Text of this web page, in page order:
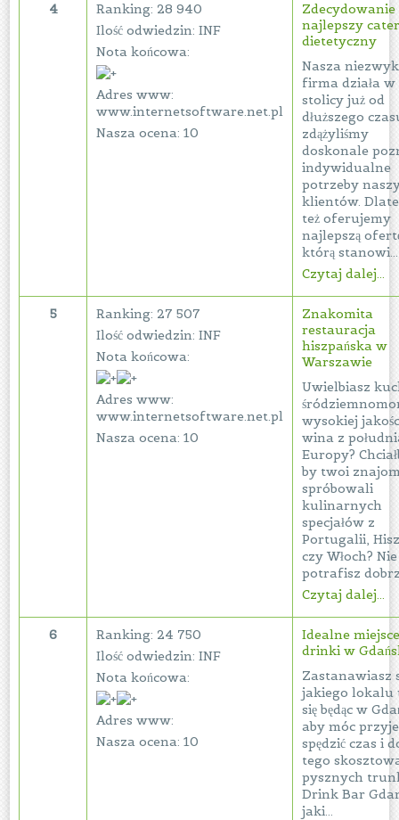
4
Ranking: 28 940
Ilość odwiedzin: INF
Nota końcowa:
Adres www:
www.internetsoftware.net.pl
Nasza ocena: 10
Zdecydowanie
najlepszy
dietetyczny
Nasza
firma działa w
stolicy już od
dłuższego
zdążyliśmy
doskonale
indywidualne
potrzeby
klientów.
też oferujemy
najlepszą
którą stanowi...
Czytaj dalej...
5
Ranking: 27 507
Ilość odwiedzin: INF
Nota końcowa:
Adres www:
www.internetsoftware.net.pl
Nasza ocena: 10
Znakomita
restauracja
hiszpańska w
Warszawie
Uwielbiasz
wysokiej
wina z
Europy?
by twoi
spróbowali
kulinarnych
specjałów z
Portugalii,
czy Włoch? Nie
potrafisz
Czytaj dalej...
6
Ranking: 24 750
Ilość odwiedzin: INF
Nota końcowa:
Adres www:
Nasza ocena: 10
Idealne
drinki w
Zastanawiasz
jakiego lokalu
się będąc w
aby móc
spędzić czas i
tego
pysznych
Drink Bar
jaki...